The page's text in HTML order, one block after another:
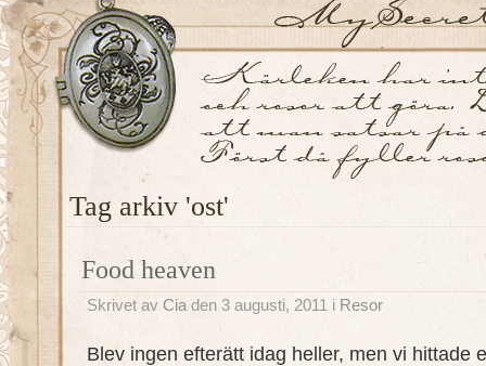
Tag arkiv 'ost'
Food heaven
Skrivet av Cia den 3 augusti, 2011 i Resor
Blev ingen efterätt idag heller, men vi hittade